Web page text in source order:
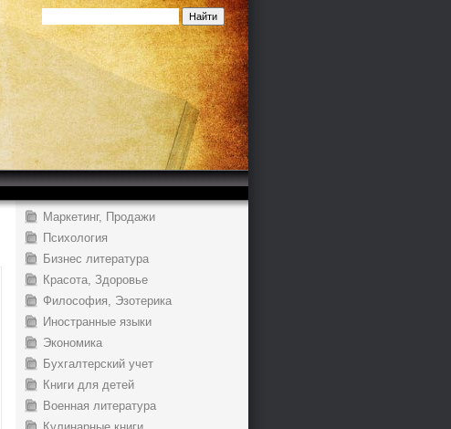
Маркетинг, Продажи
Психология
Бизнес литература
Красота, Здоровье
Философия, Эзотерика
Иностранные языки
Экономика
Бухгалтерский учет
Книги для детей
Военная литература